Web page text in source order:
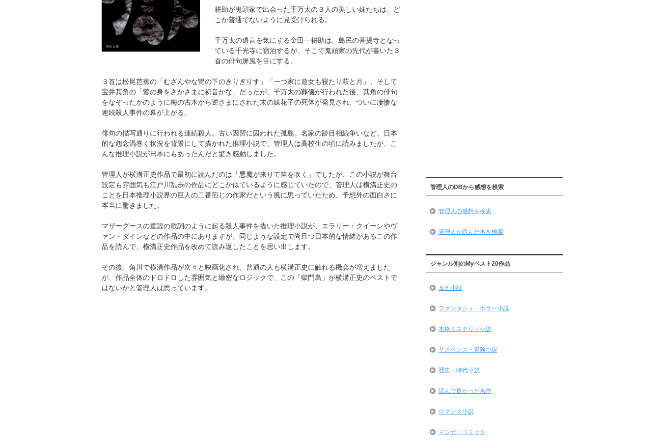
耕助が鬼頭家で出会った千万太の３人の美しい妹たちは、ど
こか普通でないように見受けられる。
千万太の遺言を気にする金田一耕助は、島民の菩提寺となっ
ている千光寺に宿泊するが、そこで鬼頭家の先代が書いた３
首の俳句屏風を目にする。
３首は松尾芭蕉の「むざんやな冑の下のきりぎりす」「一つ家に遊女も寝たり萩と月」、そして
宝井其角の「鶯の身をさかさまに初音かな」だったが、千万太の葬儀が行われた後、其角の俳句
をなぞったかのように梅の古木から逆さまにされた末の妹花子の死体が発見され、ついに凄惨な
連続殺人事件の幕が上がる。
俳句の描写通りに行われる連続殺人。古い因習に囚われた孤島。名家の跡目相続争いなど、日本
的な怨念渦巻く状況を背景にして描かれた推理小説で、管理人は高校生の頃に読みましたが、こ
んな推理小説が日本にもあったんだと驚き感動しました。
管理人が横溝正史作品で最初に読んだのは「悪魔が来りて笛を吹く」でしたが、この小説が舞台
設定も雰囲気も江戸川乱歩の作品にどこか似ているように感じていたので、管理人は横溝正史の
ことを日本推理小説界の巨人の二番煎じの作家だという風に思っていたため、予想外の面白さに
本当に驚きました。
マザーグースの童謡の歌詞のように起る殺人事件を描いた推理小説が、エラリー・クイーンやヴ
ァン・ダインなどの作品の中にありますが、同じような設定で尚且つ日本的な情緒があるこの作
品を読んで、横溝正史作品を改めて読み返したことを思い出します。
その後、角川で横溝作品が次々と映画化され、普通の人も横溝正史に触れる機会が増えました
が、作品全体のドロドロした雰囲気と緻密なロジックで、この「獄門島」が横溝正史のベストで
はないかと管理人は思っています。
管理人のDBから感想を検索
管理人の感想を検索
管理人が読んだ本を検索
ジャンル別のMyベスト20作品
ＳＦ小説
ファンタジィ・ホラー小説
本格ミステリィ小説
サスペンス・冒険小説
歴史・時代小説
読んで良かった名作
ロマンス小説
マンガ・コミック